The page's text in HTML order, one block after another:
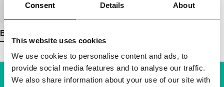
Consent Details About
This website uses cookies
We use cookies to personalise content and ads, to
provide social media features and to analyse our traffic.
We also share information about your use of our site with
Medium/Formaat
Bekijk meer details